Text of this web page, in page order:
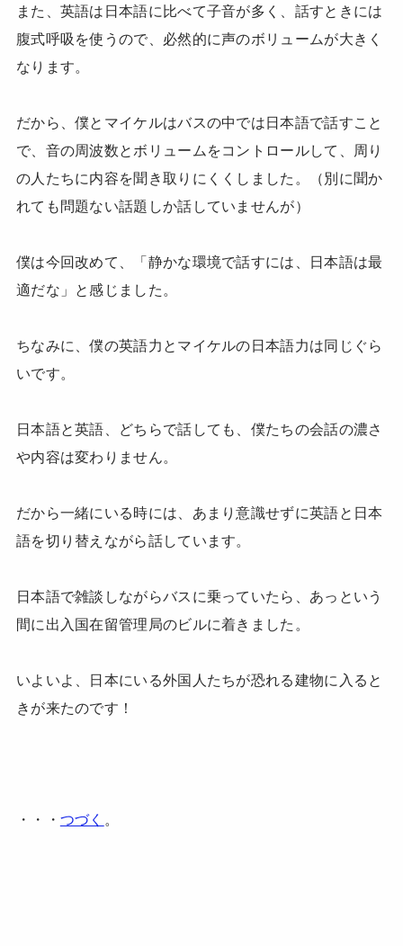
また、英語は日本語に比べて子音が多く、話すときには
腹式呼吸を使うので、必然的に声のボリュームが大きく
なります。
だから、僕とマイケルはバスの中では日本語で話すこと
で、音の周波数とボリュームをコントロールして、周り
の人たちに内容を聞き取りにくくしました。（別に聞か
れても問題ない話題しか話していませんが）
僕は今回改めて、「静かな環境で話すには、日本語は最
適だな」と感じました。
ちなみに、僕の英語力とマイケルの日本語力は同じぐら
いです。
日本語と英語、どちらで話しても、僕たちの会話の濃さ
や内容は変わりません。
だから一緒にいる時には、あまり意識せずに英語と日本
語を切り替えながら話しています。
日本語で雑談しながらバスに乗っていたら、あっという
間に出入国在留管理局のビルに着きました。
いよいよ、日本にいる外国人たちが恐れる建物に入ると
きが来たのです！
・・・ つづく 。